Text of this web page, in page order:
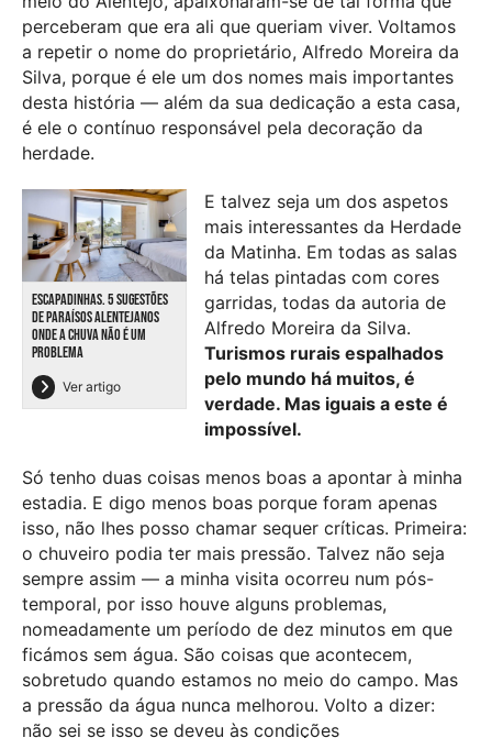
perceberam que era ali que queriam viver. Voltamos
a repetir o nome do proprietário, Alfredo Moreira da
Silva, porque é ele um dos nomes mais importantes
desta história — além da sua dedicação a esta casa,
é ele o contínuo responsável pela decoração da
herdade.
ESCAPADINHAS. 5 SUGESTÕES
DE PARAÍSOS ALENTEJANOS
ONDE A CHUVA NÃO É UM
PROBLEMA
Ver artigo
E talvez seja um dos aspetos
mais interessantes da Herdade
da Matinha. Em todas as salas
há telas pintadas com cores
garridas, todas da autoria de
Alfredo Moreira da Silva.
Turismos rurais espalhados
pelo mundo há muitos, é
verdade. Mas iguais a este é
impossível.
Só tenho duas coisas menos boas a apontar à minha
estadia. E digo menos boas porque foram apenas
isso, não lhes posso chamar sequer críticas. Primeira:
o chuveiro podia ter mais pressão. Talvez não seja
sempre assim — a minha visita ocorreu num pós-
temporal, por isso houve alguns problemas,
nomeadamente um período de dez minutos em que
ficámos sem água. São coisas que acontecem,
sobretudo quando estamos no meio do campo. Mas
a pressão da água nunca melhorou. Volto a dizer:
não sei se isso se deveu às condições